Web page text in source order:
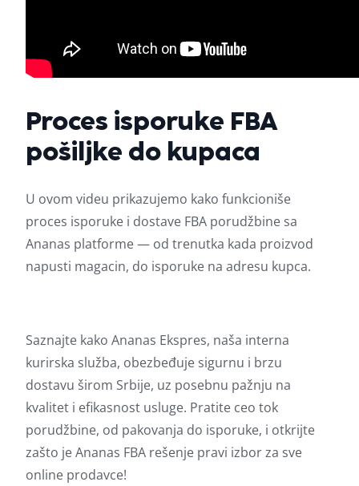
Proces isporuke FBA
pošiljke do kupaca
U ovom videu prikazujemo kako funkcioniše
proces isporuke i dostave FBA porudžbine sa
Ananas platforme — od trenutka kada proizvod
napusti magacin, do isporuke na adresu kupca.
Saznajte kako Ananas Ekspres, naša interna
kurirska služba, obezbeđuje sigurnu i brzu
dostavu širom Srbije, uz posebnu pažnju na
kvalitet i efikasnost usluge. Pratite ceo tok
porudžbine, od pakovanja do isporuke, i otkrijte
zašto je Ananas FBA rešenje pravi izbor za sve
online prodavce!